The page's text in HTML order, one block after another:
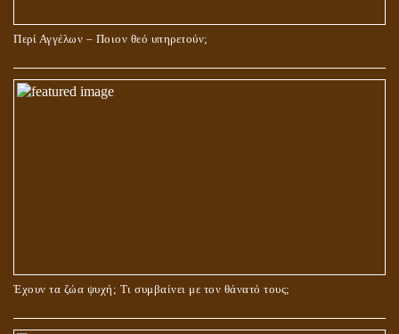
Περί Αγγέλων – Ποιον θεό υπηρετούν;
Έχουν τα ζώα ψυχή; Τι συμβαίνει με τον θάνατό τους;